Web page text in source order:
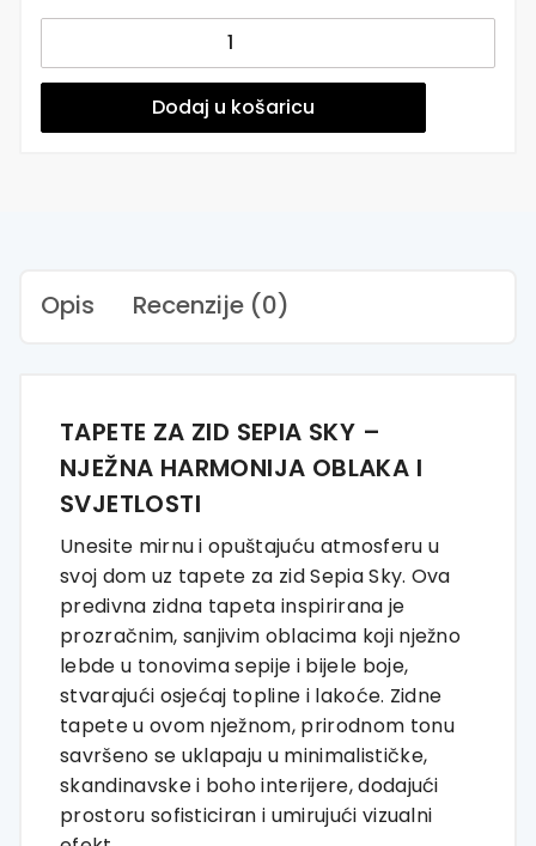
zid
Dizajnerski
Dodaj u košaricu
Opis Recenzije (0)
TAPETE ZA ZID SEPIA SKY –
NJEŽNA HARMONIJA OBLAKA I
SVJETLOSTI
Unesite mirnu i opuštajuću atmosferu u
svoj dom uz tapete za zid Sepia Sky. Ova
predivna zidna tapeta inspirirana je
prozračnim, sanjivim oblacima koji nježno
lebde u tonovima sepije i bijele boje,
stvarajući osjećaj topline i lakoće. Zidne
tapete u ovom nježnom, prirodnom tonu
savršeno se uklapaju u minimalističke,
skandinavske i boho interijere, dodajući
prostoru sofisticiran i umirujući vizualni